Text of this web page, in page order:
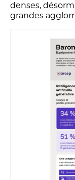
denses,
grandes